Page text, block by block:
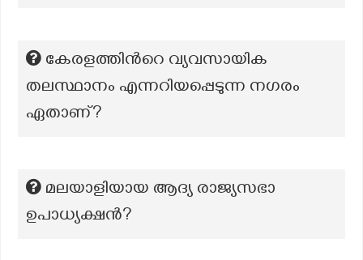
കേരളത്തിൻറെ വ്യവസായിക
തലസ്ഥാനം എന്നറിയപ്പെടുന്ന നഗരം
ഏതാണ്?
മലയാളിയായ ആദ്യ രാജ്യസഭാ
ഉപാധ്യക്ഷന്‍?